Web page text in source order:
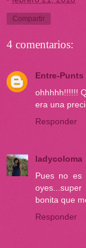
Compartir
4 comentarios:
Entre-Punts
ohhhhh!!!!!!
era una
Responder
ladycoloma
Pues no es
bonita que
Responder